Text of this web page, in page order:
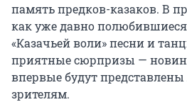
память предков-казаков. В
как уже давно
«Казачьей воли» песни и
приятные сюрпризы —
впервые будут
зрителям.